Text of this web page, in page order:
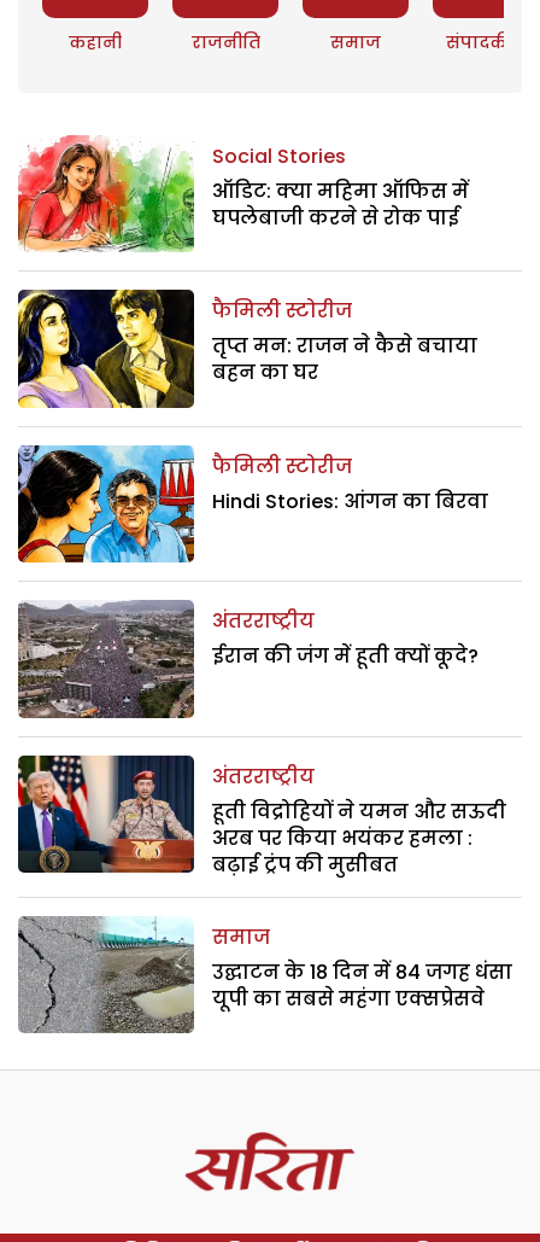
कहानी राजनीति समाज संपादकीय
Social Stories
ऑडिट: क्या महिमा ऑफिस में
घपलेबाजी करने से रोक पाई
फैमिली स्टोरीज
तृप्त मन: राजन ने कैसे बचाया
बहन का घर
फैमिली स्टोरीज
Hindi Stories: आंगन का बिरवा
अंतरराष्ट्रीय
ईरान की जंग में हूती क्यों कूदे?
अंतरराष्ट्रीय
हूती विद्रोहियों ने यमन और सऊदी
अरब पर किया भयंकर हमला :
बढ़ाई ट्रंप की मुसीबत
समाज
उद्घाटन के 18 दिन में 84 जगह धंसा
यूपी का सबसे महंगा एक्सप्रेसवे